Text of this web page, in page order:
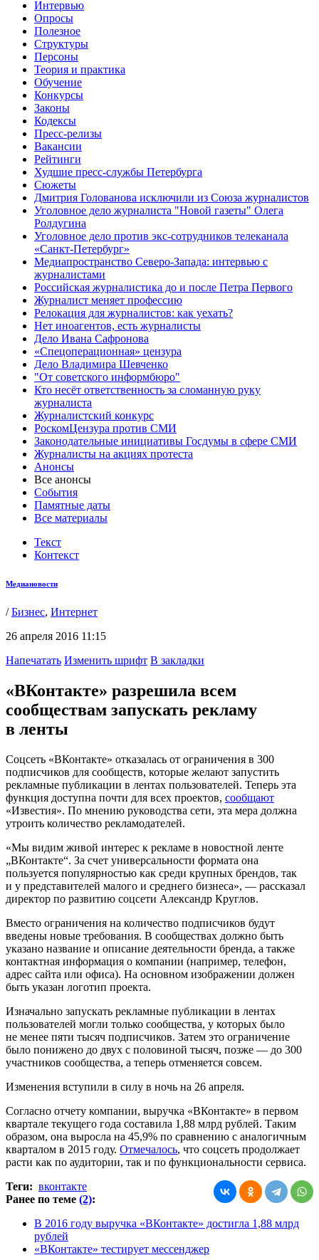
Интервью
Опросы
Полезное
Структуры
Персоны
Теория и практика
Обучение
Конкурсы
Законы
Кодексы
Пресс-релизы
Вакансии
Рейтинги
Худшие пресс-службы Петербурга
Сюжеты
Дмитрия Голованова исключили из Союза журналистов
Уголовное дело журналиста "Новой газеты" Олега
Ролдугина
Уголовное дело против экс-сотрудников телеканала
«Санкт-Петербург»
Медиапространство Северо-Запада: интервью с
журналистами
Российская журналистика до и после Петра Первого
Журналист меняет профессию
Релокация для журналистов: как уехать?
Нет иноагентов, есть журналисты
Дело Ивана Сафронова
«Спецоперационная» цензура
Дело Владимира Шевченко
"От советского информбюро"
Кто несёт ответственность за сломанную руку
журналиста
Журналистский конкурс
РоскомЦензура против СМИ
Законодательные инициативы Госдумы в сфере СМИ
Журналисты на акциях протеста
Анонсы
Все анонсы
События
Памятные даты
Все материалы
Текст
Контекст
Медиановости
/Бизнес, Интернет
26 апреля 2016 11:15
Напечатать Изменить шрифт В закладки
«ВКонтакте» разрешила всем
сообществам запускать рекламу
в ленты
Соцсеть «ВКонтакте» отказалась от ограничения в 300
подписчиков для сообществ, которые желают запустить
рекламные публикации в лентах пользователей. Теперь эта
функция доступна почти для всех проектов, сообщают
«Известия». По мнению руководства сети, эта мера должна
утроить количество рекламодателей.
«Мы видим живой интерес к рекламе в новостной ленте
„ВКонтакте“. За счет универсальности формата она
пользуется популярностью как среди крупных брендов, так
и у представителей малого и среднего бизнеса», — рассказал
директор по развитию соцсети Александр Круглов.
Вместо ограничения на количество подписчиков будут
введены новые требования. В сообществах должно быть
указано название и описание деятельности бренда, а также
контактная информация о компании (например, телефон,
адрес сайта или офиса). На основном изображении должен
быть указан логотип проекта.
Изначально запускать рекламные публикации в лентах
пользователей могли только сообщества, у которых было
не менее пяти тысяч подписчиков. Затем это ограничение
было понижено до двух с половиной тысяч, позже — до 300
участников сообщества, а теперь отменяется совсем.
Изменения вступили в силу в ночь на 26 апреля.
Согласно отчету компании, выручка «ВКонтакте» в первом
квартале текущего года составила 1,88 млрд рублей. Таким
образом, она выросла на 45,9% по сравнению с аналогичным
кварталом в 2015 году. Отмечалось, что соцсеть продолжает
расти как по аудитории, так и по функциональности сервиса.
Теги: вконтакте
Ранее по теме (2):
В 2016 году выручка «ВКонтакте» достигла 1,88 млрд
рублей
«ВКонтакте» тестирует мессенджер